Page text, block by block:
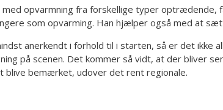
opvarmning fra forskellige typer optrædende,
som opvarming. Han hjælper også med at
anerkendt i forhold til i starten, så er det ikke
på scenen. Det kommer så vidt, at der bliver
blive bemærket, udover det rent regionale.